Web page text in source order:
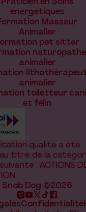
énergétiques
Masseur
Animalier
pet sitter
naturopathe
animalier
animalier
toiletteur
et félin
qualité a été
titre de la
: ACTIONS
Snob Dog ©2026
Confidentialité